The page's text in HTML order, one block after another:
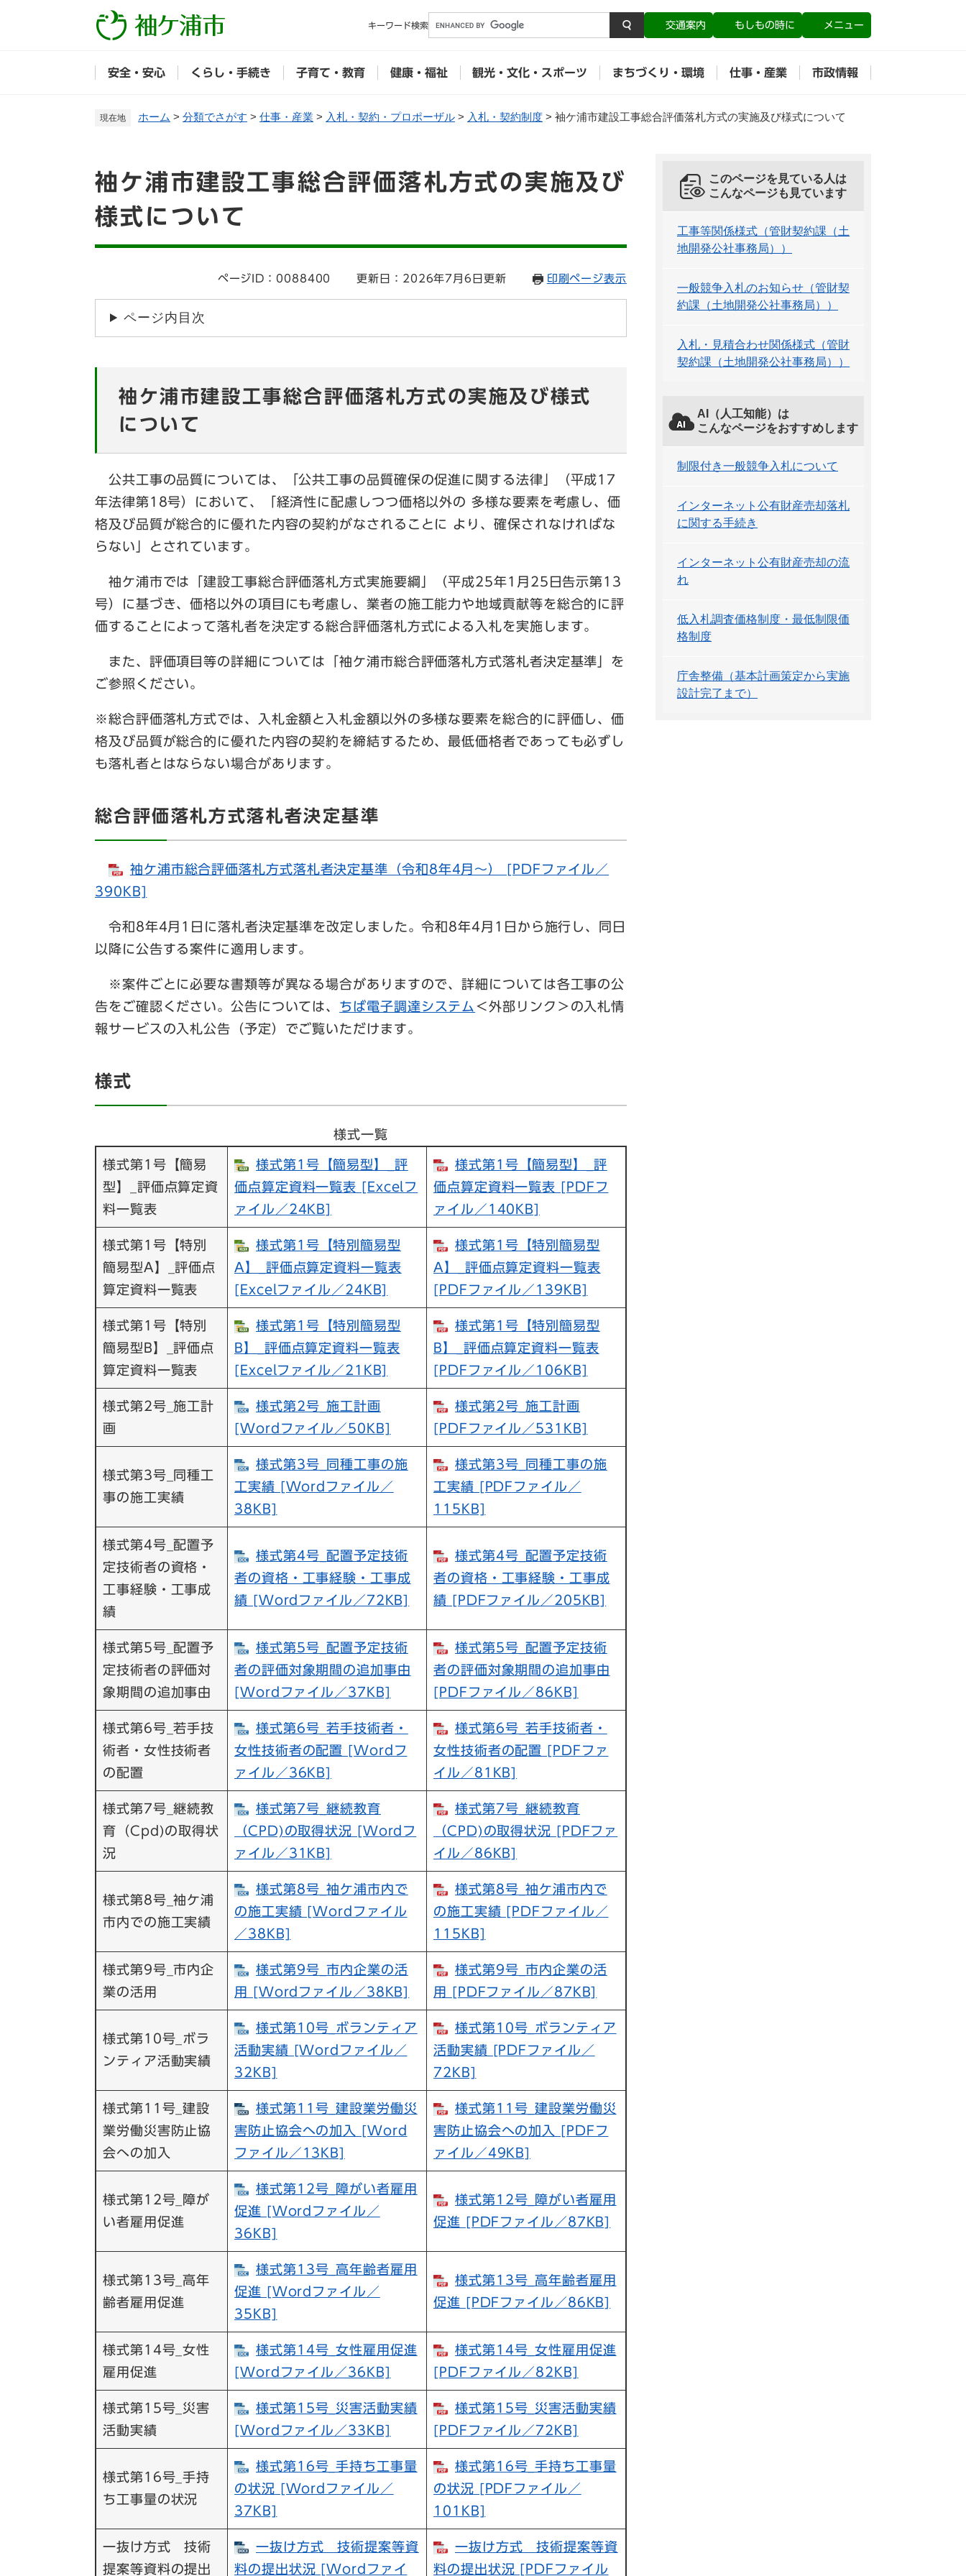
メニューを飛ばして本文へ
キーワード検索 交通案内 もしもの時に メニュー
安全・安心 くらし・手続き 子育て・教育 健康・福祉 観光・文化・スポーツ まちづくり・環境 仕事・産業 市政情報
現在地 ホーム > 分類でさがす > 仕事・産業 > 入札・契約・プロポーザル > 入札・契約制度 > 袖ケ浦市建設工事総合評価落札方式の実施及び様式について
文
袖ケ浦市建設工事総合評価落札方式の実施及び
様式について
ページID：0088400 更新日：2026年7月6日更新 印刷ページ表示
ページ内目次
袖ケ浦市建設工事総合評価落札方式の実施及び様式
について
公共工事の品質については、「公共工事の品質確保の促進に関する法律」（平成17
年法律第18号）において、「経済性に配慮しつつ価格以外の 多様な要素を考慮し、価
格及び品質が総合的に優れた内容の契約がなされることに より、確保されなければな
らない」とされています。
袖ケ浦市では「建設工事総合評価落札方式実施要綱」（平成25年1月25日告示第13
号）に基づき、価格以外の項目にも考慮し、業者の施工能力や地域貢献等を総合的に評
価することによって落札者を決定する総合評価落札方式による入札を実施します。
また、評価項目等の詳細については「袖ケ浦市総合評価落札方式落札者決定基準」を
ご参照ください。
※総合評価落札方式では、入札金額と入札金額以外の多様な要素を総合的に評価し、価
格及び品質が総合的に優れた内容の契約を締結するため、最低価格者であっても必ずし
も落札者とはならない場合があります。
総合評価落札方式落札者決定基準
袖ケ浦市総合評価落札方式落札者決定基準（令和8年4月～） [PDFファイル／
390KB]
令和8年4月1日に落札者決定基準を改定しました。令和8年4月1日から施行し、同日
以降に公告する案件に適用します。
※案件ごとに必要な書類等が異なる場合がありますので、詳細については各工事の公
告をご確認ください。公告については、 ちば電子調達システム ＜外部リンク＞の入札情
報サービスの入札公告（予定）でご覧いただけます。
様式
様式一覧
様式第1号【簡易
型】_評価点算定資
料一覧表
様式第1号【簡易型】_評
価点算定資料一覧表 [Excelフ
ァイル／24KB]
様式第1号【簡易型】_評
価点算定資料一覧表 [PDFフ
ァイル／140KB]
様式第1号【特別
簡易型A】_評価点
算定資料一覧表
様式第1号【特別簡易型
A】_評価点算定資料一覧表
[Excelファイル／24KB]
様式第1号【特別簡易型
A】_評価点算定資料一覧表
[PDFファイル／139KB]
様式第1号【特別
簡易型B】_評価点
算定資料一覧表
様式第1号【特別簡易型
B】_評価点算定資料一覧表
[Excelファイル／21KB]
様式第1号【特別簡易型
B】_評価点算定資料一覧表
[PDFファイル／106KB]
様式第2号_施工計
画
様式第2号_施工計画
[Wordファイル／50KB]
様式第2号_施工計画
[PDFファイル／531KB]
様式第3号_同種工
事の施工実績
様式第3号_同種工事の施
工実績 [Wordファイル／
38KB]
様式第3号_同種工事の施
工実績 [PDFファイル／
115KB]
様式第4号_配置予
定技術者の資格・
工事経験・工事成
績
様式第4号_配置予定技術
者の資格・工事経験・工事成
績 [Wordファイル／72KB]
様式第4号_配置予定技術
者の資格・工事経験・工事成
績 [PDFファイル／205KB]
様式第5号_配置予
定技術者の評価対
象期間の追加事由
様式第5号_配置予定技術
者の評価対象期間の追加事由
[Wordファイル／37KB]
様式第5号_配置予定技術
者の評価対象期間の追加事由
[PDFファイル／86KB]
様式第6号_若手技
術者・女性技術者
の配置
様式第6号_若手技術者・
女性技術者の配置 [Wordフ
ァイル／36KB]
様式第6号_若手技術者・
女性技術者の配置 [PDFファ
イル／81KB]
様式第7号_継続教
育（Cpd)の取得状
況
様式第7号_継続教育
（CPD)の取得状況 [Wordフ
ァイル／31KB]
様式第7号_継続教育
（CPD)の取得状況 [PDFファ
イル／86KB]
様式第8号_袖ケ浦
市内での施工実績
様式第8号_袖ケ浦市内で
の施工実績 [Wordファイル
／38KB]
様式第8号_袖ケ浦市内で
の施工実績 [PDFファイル／
115KB]
様式第9号_市内企
業の活用
様式第9号_市内企業の活
用 [Wordファイル／38KB]
様式第9号_市内企業の活
用 [PDFファイル／87KB]
様式第10号_ボラ
ンティア活動実績
様式第10号_ボランティア
活動実績 [Wordファイル／
32KB]
様式第10号_ボランティア
活動実績 [PDFファイル／
72KB]
様式第11号_建設
業労働災害防止協
会への加入
様式第11号_建設業労働災
害防止協会への加入 [Word
ファイル／13KB]
様式第11号_建設業労働災
害防止協会への加入 [PDFフ
ァイル／49KB]
様式第12号_障が
い者雇用促進
様式第12号_障がい者雇用
促進 [Wordファイル／
36KB]
様式第12号_障がい者雇用
促進 [PDFファイル／87KB]
様式第13号_高年
齢者雇用促進
様式第13号_高年齢者雇用
促進 [Wordファイル／
35KB]
様式第13号_高年齢者雇用
促進 [PDFファイル／86KB]
様式第14号_女性
雇用促進
様式第14号_女性雇用促進
[Wordファイル／36KB]
様式第14号_女性雇用促進
[PDFファイル／82KB]
様式第15号_災害
活動実績
様式第15号_災害活動実績
[Wordファイル／33KB]
様式第15号_災害活動実績
[PDFファイル／72KB]
様式第16号_手持
ち工事量の状況
様式第16号_手持ち工事量
の状況 [Wordファイル／
37KB]
様式第16号_手持ち工事量
の状況 [PDFファイル／
101KB]
一抜け方式 技術
提案等資料の提出
一抜け方式 技術提案等資
料の提出状況 [Wordファイ
一抜け方式 技術提案等資
料の提出状況 [PDFファイル
このページを見ている人は
こんなページも見ています
工事等関係様式（管財契約課（土
地開発公社事務局））
一般競争入札のお知らせ（管財契
約課（土地開発公社事務局））
入札・見積合わせ関係様式（管財
契約課（土地開発公社事務局））
AI（人工知能）は
こんなページをおすすめします
制限付き一般競争入札について
インターネット公有財産売却落札
に関する手続き
インターネット公有財産売却の流
れ
低入札調査価格制度・最低制限価
格制度
庁舎整備（基本計画策定から実施
設計完了まで）